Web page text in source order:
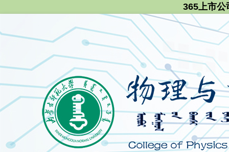
365上市公